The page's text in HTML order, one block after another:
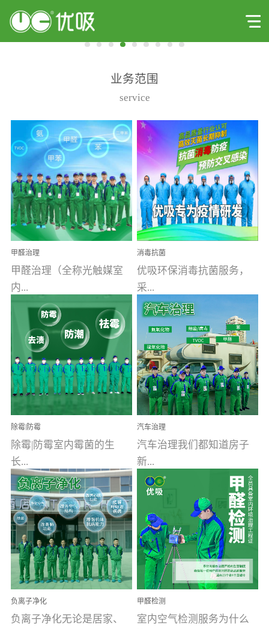
业务范围
service
甲醛治理
甲醛治理（全称光触媒室
内...
空气污染净化治理）工业
文明的进步，创造了多姿
多彩的家居产品和生活情
调，但也带来了以甲醛为
首的室内...
消毒抗菌
优吸环保消毒抗菌服务，
采...
用行业公认奥维牌消毒
液，具备杀死人体冠状病
毒的功效，杀菌率
99.99%。相对于传统消毒
液来说，无...
除霉|防霉
除霉|防霉室内霉菌的生
长...
受温度、湿度、基质养
分、通风四个条件影响，
温暖潮湿、营养物质多、
通风缓慢的空间最易滋生
大量霉菌的...
汽车治理
汽车治理我们都知道房子
新...
装修完会有甲醛，其实汽
车的甲醛超标问题更为严
重。汽车的空间范围小，
配件、皮具、装饰多，这
些都是汽...
负离子净化
负离子净化无论是居家、
甲醛检测
室内空气检测服务为什么